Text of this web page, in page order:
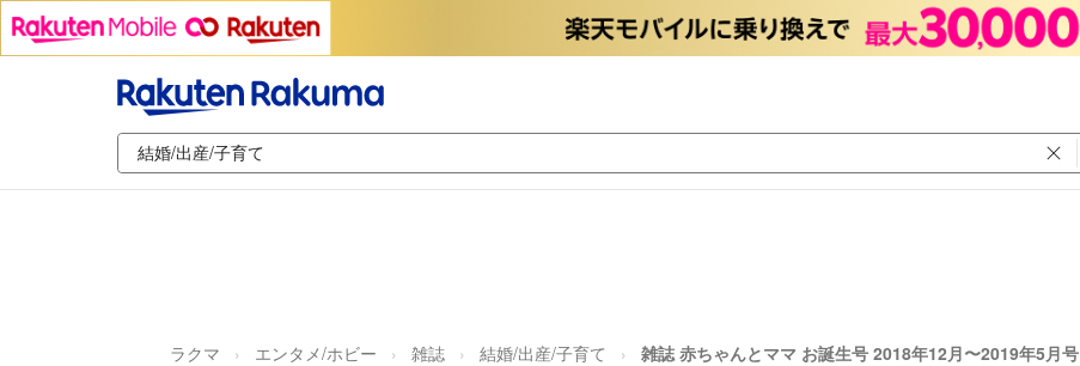
ラクマ エンタメ/ホビー 雑誌 結婚/出産/子育て 雑誌 赤ちゃんとママ お誕生号 2018年12月〜2019年5月号